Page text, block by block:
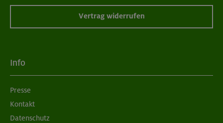
Vertrag widerrufen
Info
Presse
Kontakt
Datenschutz